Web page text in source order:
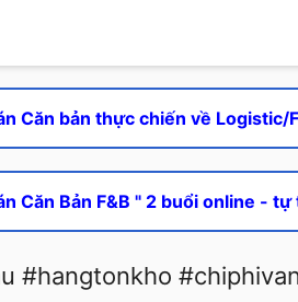
Căn bản thực chiến về Logistic/
Căn Bản F&B " 2 buổi online -
#hangtonkho